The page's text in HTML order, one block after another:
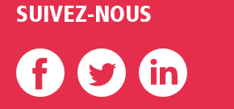
SUIVEZ-NOUS
Facebook Twitter